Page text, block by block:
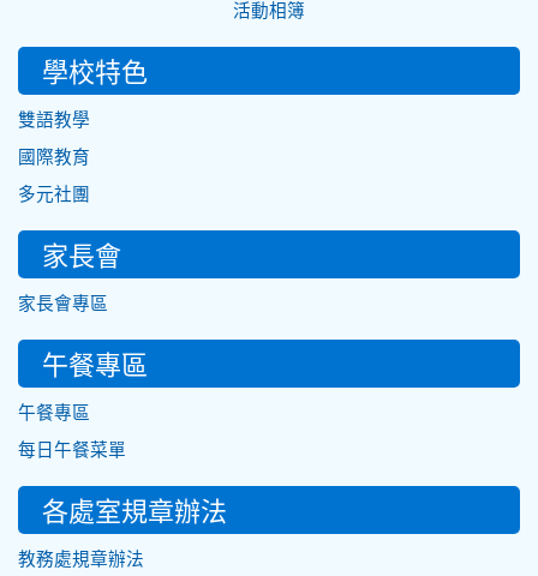
活動相簿
學校特色
雙語教學
國際教育
多元社團
家長會
家長會專區
午餐專區
午餐專區
每日午餐菜單
各處室規章辦法
教務處規章辦法